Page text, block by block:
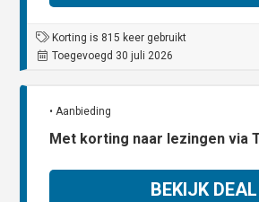
Korting is 815 keer gebruikt
Toegevoegd 30 juli 2026
• Aanbieding
Met korting naar lezingen via
BEKIJK DEAL